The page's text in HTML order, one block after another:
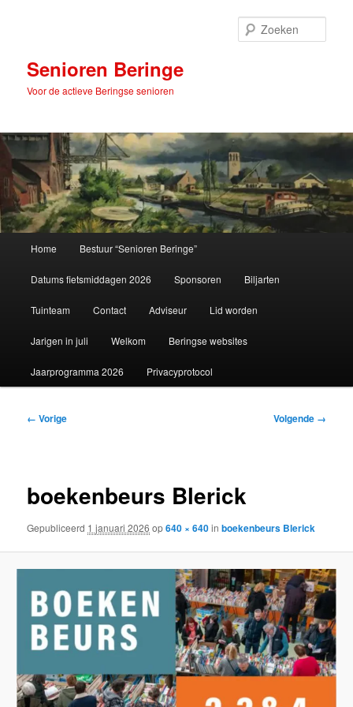
inhoudSenioren Beringe
Voor de actieve Beringse senioren
Home Bestuur “Senioren Beringe”
Datums fietsmiddagen 2026 Sponsoren Biljarten
Tuinteam Contact Adviseur Lid worden
Jarigen in juli Welkom Beringse websites
Jaarprogramma 2026 Privacyprotocol
Afbeeldingsnavigatie
← Vorige Volgende →
boekenbeurs Blerick
Gepubliceerd 1 januari 2026 op640 × 640inboekenbeurs Blerick